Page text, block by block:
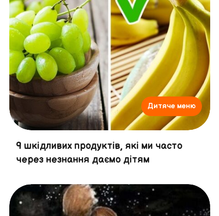
Дитяче меню
9 шкідливих продуктів, які ми часто
через незнання даємо дітям